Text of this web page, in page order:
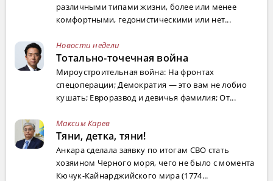
различными типами жизни, более или менее
комфортными, гедонистическими или нет...
Новости недели
Тотально-точечная война
Мироустроительная война: На фронтах
спецоперации; Демократия — это вам не лобио
кушать; Евроразвод и девичья фамилия; От...
Максим Карев
Тяни, детка, тяни!
Анкара сделала заявку по итогам СВО стать
хозяином Черного моря, чего не было с момента
Кючук-Кайнарджийского мира (1774...